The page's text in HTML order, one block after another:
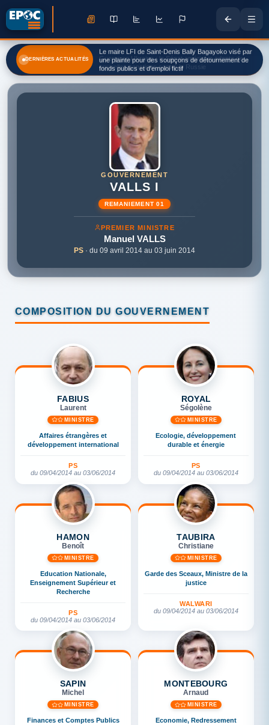
DERNIÈRES ACTUALITÉS
Guerre en Ukraine : le Sénat américain adopte de
nouvelles sanctions contre la Russie
GOUVERNEMENT
VALLS I
REMANIEMENT 01
PREMIER MINISTRE
Manuel VALLS
PS · du 09 avril 2014 au 03 juin 2014
COMPOSITION DU GOUVERNEMENT
FABIUS
Laurent
MINISTRE
Affaires étrangères et
développement international
PS
du 09/04/2014 au 03/06/2014
ROYAL
Ségolène
MINISTRE
Ecologie, développement
durable et énergie
PS
du 09/04/2014 au 03/06/2014
HAMON
Benoît
MINISTRE
Education Nationale,
Enseignement Supérieur et
Recherche
PS
du 09/04/2014 au 03/06/2014
TAUBIRA
Christiane
MINISTRE
Garde des Sceaux, Ministre de la
justice
WALWARI
du 09/04/2014 au 03/06/2014
SAPIN
Michel
MINISTRE
Finances et Comptes Publics
MONTEBOURG
Arnaud
MINISTRE
Economie, Redressement